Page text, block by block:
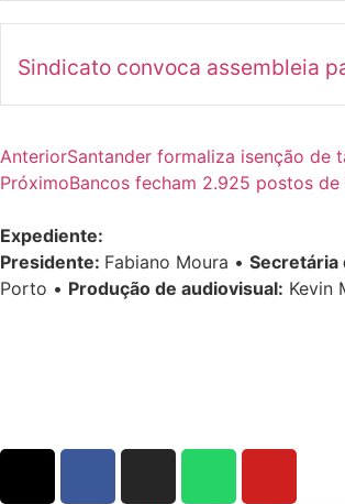
Sindicato convoca assembleia
AnteriorSantander formaliza isenção de
PróximoBancos fecham 2.925 postos
Expediente:
Presidente: Fabiano Moura • Secretária
Porto • Produção de audiovisual: Kevin